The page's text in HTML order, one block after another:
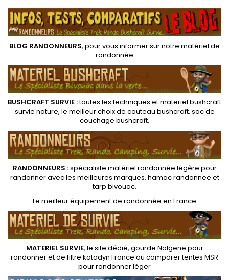
niveaux d'éclairage (x3
blancs)
randonnée, bushcraft et
survie contre les bactéries,
virus et autres organismes de
l'eau
BLOG RANDONNEURS, pour vous informer sur notre matériel de
randonnée
BUSHCRAFT SURVIE :toutes les techniques etmateriel bushcraft
survie nature, le meilleur choix de couteau bushcraft, sac de
couchage bushcraft,
RANDONNEURS :spécialiste matériel randonnée légère pour
randonner avec les meilleures marques, hamac randonnee et
tarp bivouac.
Le meilleur équipement de randonnée en France
MATERIEL SURVIE, le site dédié, gourde Nalgene pour
randonneret defiltre katadyn France ou comparer tentes MSR
pour randonner léger